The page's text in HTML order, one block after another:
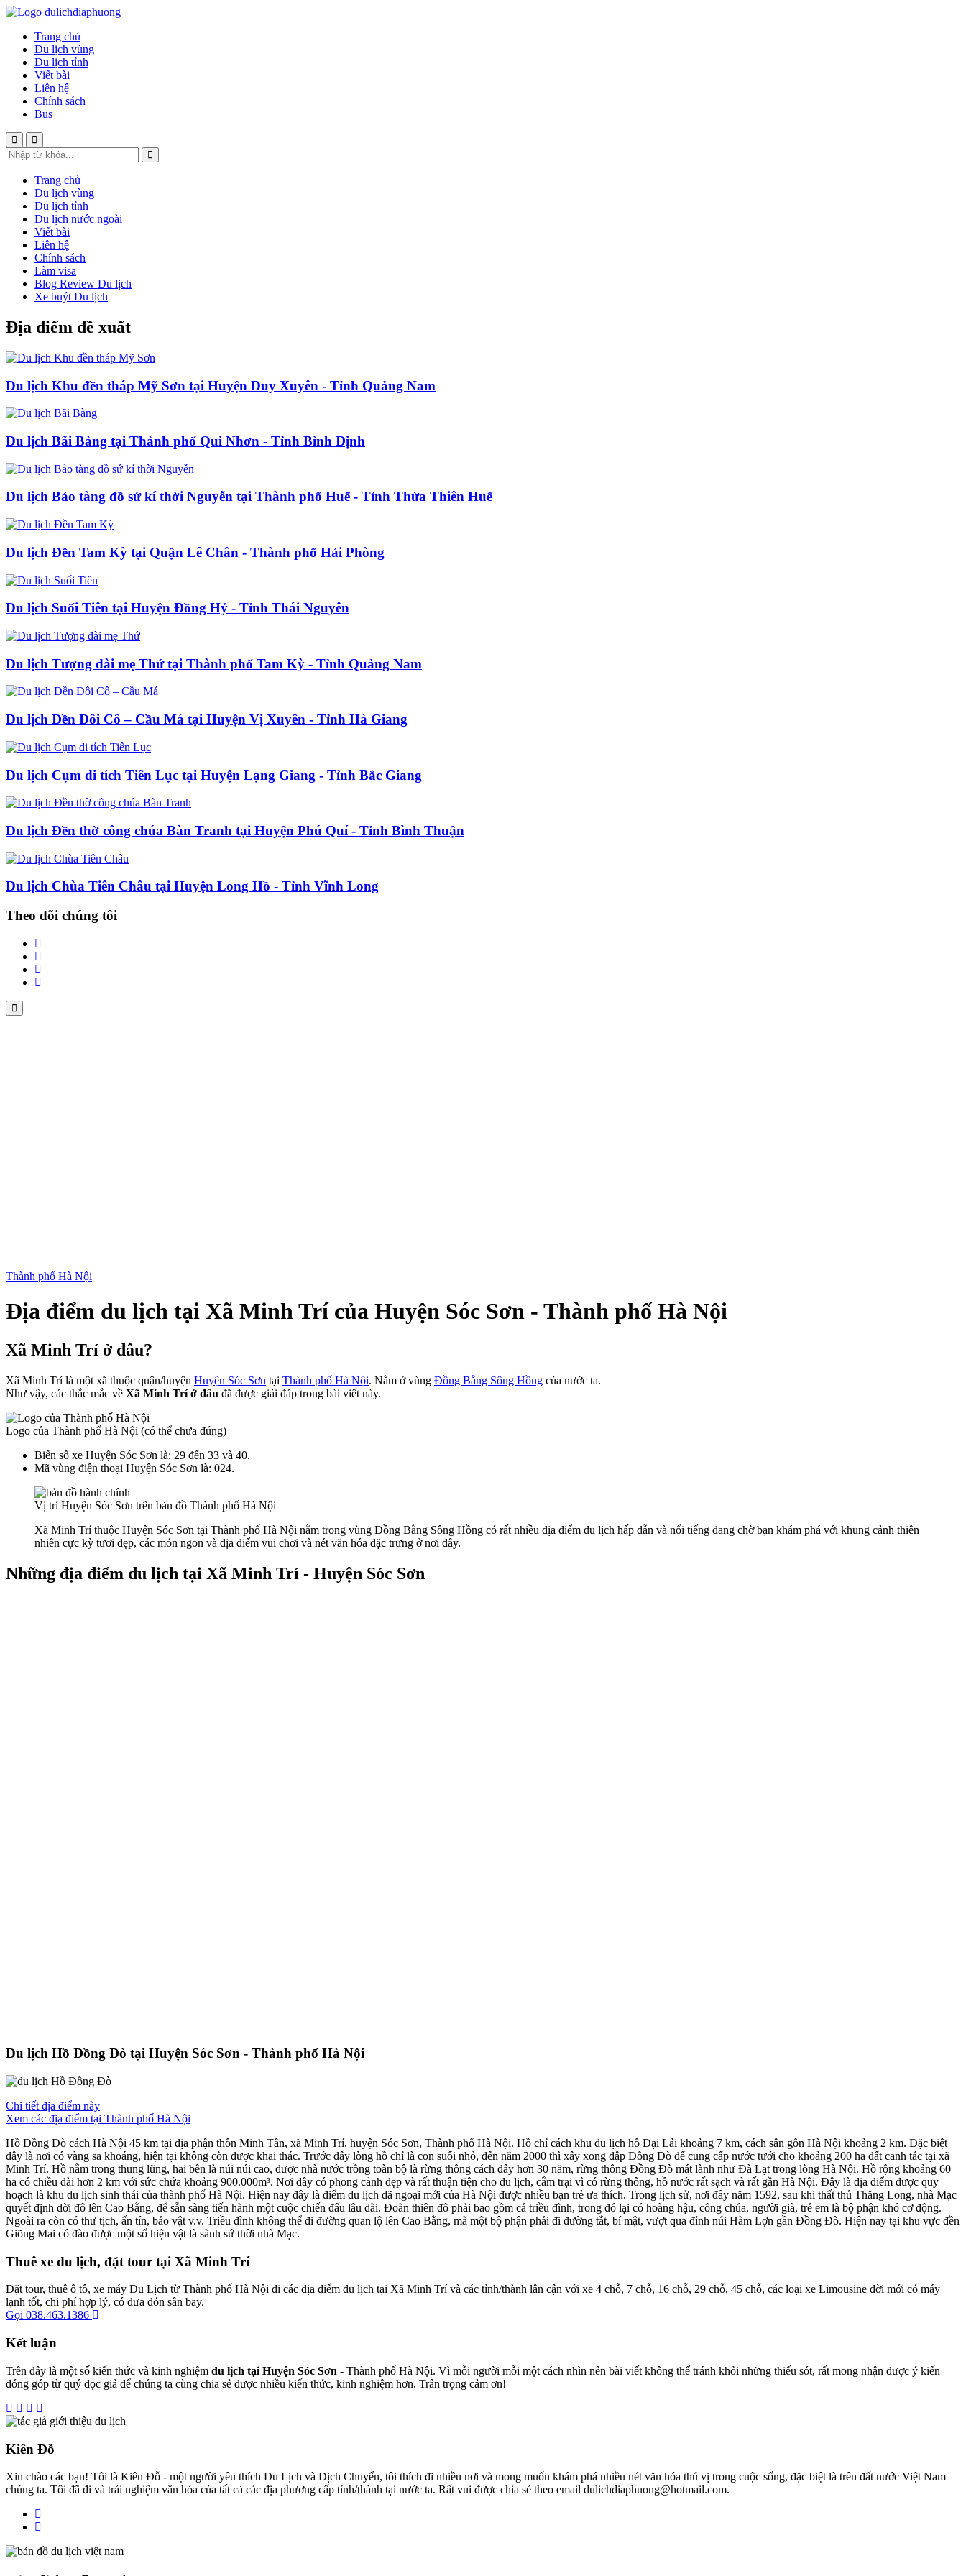
Trang chủ
Du lịch vùng
Du lịch tỉnh
Viết bài
Liên hệ
Chính sách
Bus
Trang chủ
Du lịch vùng
Du lịch tỉnh
Du lịch nước ngoài
Viết bài
Liên hệ
Chính sách
Làm visa
Blog Review Du lịch
Xe buýt Du lịch
Địa điểm đề xuất
Du lịch Khu đền tháp Mỹ Sơn tại Huyện Duy Xuyên - Tỉnh Quảng Nam
Du lịch Bãi Bàng tại Thành phố Qui Nhơn - Tỉnh Bình Định
Du lịch Bảo tàng đồ sứ kí thời Nguyễn tại Thành phố Huế - Tỉnh Thừa Thiên Huế
Du lịch Đền Tam Kỳ tại Quận Lê Chân - Thành phố Hải Phòng
Du lịch Suối Tiên tại Huyện Đồng Hỷ - Tỉnh Thái Nguyên
Du lịch Tượng đài mẹ Thứ tại Thành phố Tam Kỳ - Tỉnh Quảng Nam
Du lịch Đền Đôi Cô – Cầu Má tại Huyện Vị Xuyên - Tỉnh Hà Giang
Du lịch Cụm di tích Tiên Lục tại Huyện Lạng Giang - Tỉnh Bắc Giang
Du lịch Đền thờ công chúa Bàn Tranh tại Huyện Phú Quí - Tỉnh Bình Thuận
Du lịch Chùa Tiên Châu tại Huyện Long Hồ - Tỉnh Vĩnh Long
Theo dõi chúng tôi
Thành phố Hà Nội
Địa điểm du lịch tại Xã Minh Trí của Huyện Sóc Sơn - Thành phố Hà Nội
Xã Minh Trí ở đâu?
Xã Minh Trí là một xã thuộc quận/huyện Huyện Sóc Sơn tại Thành phố Hà Nội. Nằm ở vùng Đồng Bằng Sông Hồng của nước ta.
Như vậy, các thắc mắc về Xã Minh Trí ở đâu đã được giải đáp trong bài viết này.
Logo của Thành phố Hà Nội (có thể chưa đúng)
Biển số xe Huyện Sóc Sơn là: 29 đến 33 và 40.
Mã vùng điện thoại Huyện Sóc Sơn là: 024.
Vị trí Huyện Sóc Sơn trên bản đồ Thành phố Hà Nội
Xã Minh Trí thuộc Huyện Sóc Sơn tại Thành phố Hà Nội nằm trong vùng Đồng Bằng Sông Hồng có rất nhiều địa điểm du lịch hấp dẫn và nổi tiếng đang chờ bạn khám phá với khung cảnh thiên
nhiên cực kỳ tươi đẹp, các món ngon và địa điểm vui chơi và nét văn hóa đặc trưng ở nơi đây.
Những địa điểm du lịch tại Xã Minh Trí - Huyện Sóc Sơn
Du lịch Hồ Đồng Đò tại Huyện Sóc Sơn - Thành phố Hà Nội
Chi tiết địa điểm này
Xem các địa điểm tại Thành phố Hà Nội
Hồ Đồng Đò cách Hà Nội 45 km tại địa phận thôn Minh Tân, xã Minh Trí, huyện Sóc Sơn, Thành phố Hà Nội. Hồ chỉ cách khu du lịch hồ Đại Lải khoảng 7 km, cách sân gôn Hà Nội khoảng 2 km. Đặc biệt
đây là nơi có vàng sa khoáng, hiện tại không còn được khai thác. Trước đây lòng hồ chỉ là con suối nhỏ, đến năm 2000 thì xây xong đập Đồng Đò để cung cấp nước tưới cho khoảng 200 ha đất canh tác tại xã
Minh Trí. Hồ nằm trong thung lũng, hai bên là núi núi cao, được nhà nước trồng toàn bộ là rừng thông cách đây hơn 30 năm, rừng thông Đồng Đò mát lành như Đà Lạt trong lòng Hà Nội. Hồ rộng khoảng 60
ha có chiều dài hơn 2 km với sức chứa khoảng 900.000m³. Nơi đây có phong cảnh đẹp và rất thuận tiện cho du lịch, cắm trại vì có rừng thông, hồ nước rất sạch và rất gần Hà Nội. Đây là địa điểm được quy
hoạch là khu du lịch sinh thái của thành phố Hà Nội. Hiện nay đây là điểm du lịch dã ngoại mới của Hà Nội được nhiều bạn trẻ ưa thích. Trong lịch sử, nơi đây năm 1592, sau khi thất thủ Thăng Long, nhà Mạc
quyết định dời đô lên Cao Bằng, để sẵn sàng tiến hành một cuộc chiến đấu lâu dài. Đoàn thiên đô phải bao gồm cả triều đình, trong đó lại có hoàng hậu, công chúa, người già, trẻ em là bộ phận khó cơ động.
Ngoài ra còn có thư tịch, ấn tín, bảo vật v.v. Triều đình không thể đi đường quan lộ lên Cao Bằng, mà một bộ phận phải đi đường tắt, bí mật, vượt qua đỉnh núi Hàm Lợn gần Đồng Đò. Hiện nay tại khu vực đền
Giõng Mai có đào được một số hiện vật là sành sứ thời nhà Mạc.
Thuê xe du lịch, đặt tour tại Xã Minh Trí
Đặt tour, thuê ô tô, xe máy Du Lịch từ Thành phố Hà Nội đi các địa điểm du lịch tại Xã Minh Trí và các tỉnh/thành lân cận với xe 4 chỗ, 7 chỗ, 16 chỗ, 29 chỗ, 45 chỗ, các loại xe Limousine đời mới có máy
lạnh tốt, chi phí hợp lý, có đưa đón sân bay.
Gọi 038.463.1386
Kết luận
Trên đây là một số kiến thức và kinh nghiệm du lịch tại Huyện Sóc Sơn - Thành phố Hà Nội. Vì mỗi người mỗi một cách nhìn nên bài viết không thể tránh khỏi những thiếu sót, rất mong nhận được ý kiến
đóng góp từ quý đọc giả để chúng ta cùng chia sẻ được nhiều kiến thức, kinh nghiệm hơn. Trân trọng cảm ơn!
Kiên Đỗ
Xin chào các bạn! Tôi là Kiên Đỗ - một người yêu thích Du Lịch và Dịch Chuyển, tôi thích đi nhiều nơi và mong muốn khám phá nhiều nét văn hóa thú vị trong cuộc sống, đặc biệt là trên đất nước Việt Nam
chúng ta. Tôi đã đi và trải nghiệm văn hóa của tất cả các địa phương cấp tỉnh/thành tại nước ta. Rất vui được chia sẻ theo email dulichdiaphuong@hotmail.com.